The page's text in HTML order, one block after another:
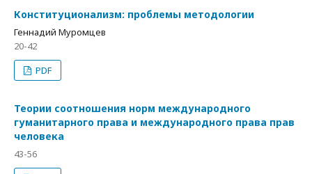
Конституционализм: проблемы методологии
Геннадий Муромцев
20-42
PDF
Теории соотношения норм международного
гуманитарного права и международного права прав
человека
43-56